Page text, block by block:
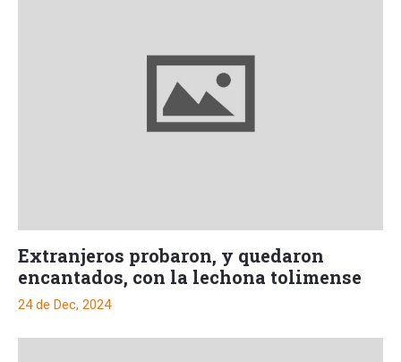
Extranjeros probaron, y quedaron
encantados, con la lechona tolimense
24 de Dec, 2024